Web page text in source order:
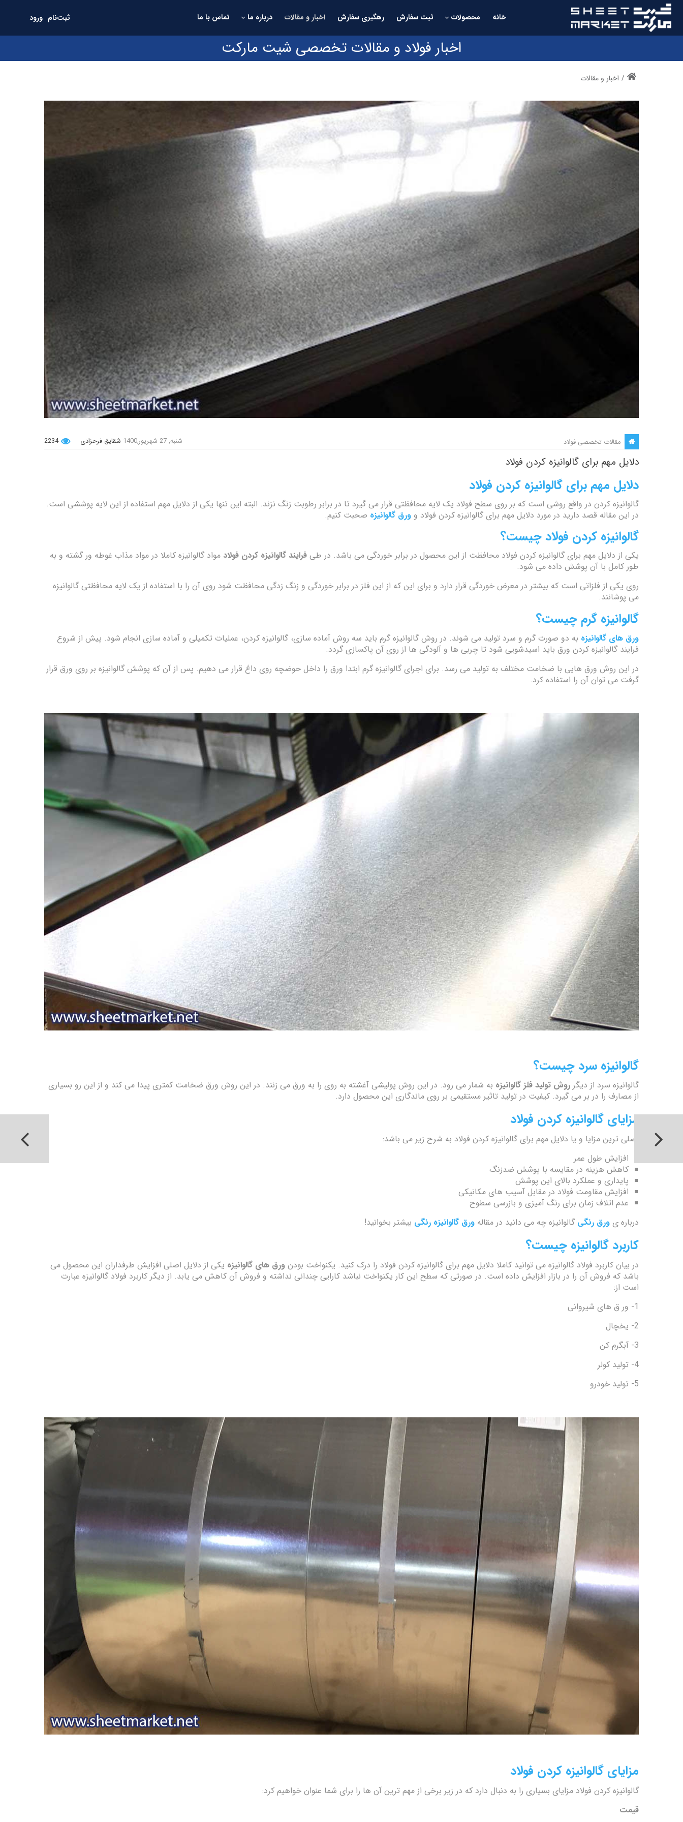
خانه محصولات ثبت سفارش رهگیری سفارش اخبار و مقالات درباره ما تماس با ما ثبت‌نام ورود
اخبار فولاد و مقالات تخصصی شیت مارکت
/ اخبار و مقالات
شنبه, 27 شهریور,1400 شقایق فرحزادی 2234 مقالات تخصصی فولاد
دلایل مهم برای گالوانیزه کردن فولاد
دلایل مهم برای گالوانیزه کردن فولاد
گالوانیزه کردن در واقع روشی است که بر روی سطح فولاد یک لایه محافظتی قرار می گیرد تا در برابر رطوبت زنگ نزند. البته این تنها یکی از دلایل مهم استفاده از این لایه پوششی است.
در این مقاله قصد دارید در مورد دلایل مهم برای گالوانیزه کردن فولاد و ورق گالوانیزه صحبت کنیم.
گالوانیزه کردن فولاد چیست؟
یکی از دلایل مهم برای گالوانیزه کردن فولاد محافظت از این محصول در برابر خوردگی می باشد. در طی فرایند گالوانیزه کردن فولاد مواد گالوانیزه کاملا در مواد مذاب غوطه ور گشته و به
طور کامل با آن پوشش داده می شود.
روی یکی از فلزاتی است که بیشتر در معرض خوردگی قرار دارد و برای این که از این فلز در برابر خوردگی و زنگ زدگی محافظت شود روی آن را با استفاده از یک لایه محافظتی گالوانیزه
می پوشانند.
گالوانیزه گرم چیست؟
ورق های گالوانیزه به دو صورت گرم و سرد تولید می شوند. در روش گالوانیزه گرم باید سه روش آماده سازی، گالوانیزه کردن، عملیات تکمیلی و آماده سازی انجام شود. پیش از شروع
فرایند گالوانیزه کردن ورق باید اسیدشویی شود تا چربی ها و آلودگی ها از روی آن پاکسازی گردد.
در این روش ورق هایی با ضخامت مختلف به تولید می رسد. برای اجرای گالوانیزه گرم ابتدا ورق را داخل حوضچه روی داغ قرار می دهیم. پس از آن که پوشش گالوانیزه بر روی ورق قرار
گرفت می توان آن را استفاده کرد.
گالوانیزه سرد چیست؟
گالوانیزه سرد از دیگر روش تولید فلز گالوانیزه به شمار می رود. در این روش پولیشی آغشته به روی را به ورق می زنند. در این روش ورق ضخامت کمتری پیدا می کند و از این رو بسیاری
از مصارف را در بر می گیرد. کیفیت در تولید تاثیر مستقیمی بر روی ماندگاری این محصول دارد.
مزایای گالوانیزه کردن فولاد
اصلی ترین مزایا و یا دلایل مهم برای گالوانیزه کردن فولاد به شرح زیر می باشد:
افزایش طول عمر
کاهش هزینه در مقایسه با پوشش ضدزنگ
پایداری و عملکرد بالای این پوشش
افزایش مقاومت فولاد در مقابل آسیب های مکانیکی
عدم اتلاف زمان برای رنگ آمیزی و بازرسی سطوح
درباره ی ورق رنگی گالوانیزه چه می دانید در مقاله ورق گالوانیزه رنگی بیشتر بخوانید!
کاربرد گالوانیزه چیست؟
در بیان کاربرد فولاد گالوانیزه می توانید کاملا دلایل مهم برای گالوانیزه کردن فولاد را درک کنید. یکنواخت بودن ورق های گالوانیزه یکی از دلایل اصلی افزایش طرفداران این محصول می
باشد که فروش آن را در بازار افزایش داده است. در صورتی که سطح این کار یکنواخت نباشد کارایی چندانی نداشته و فروش آن کاهش می یابد. از دیگر کاربرد فولاد گالوانیزه عبارت
است از:
1- ور ق های شیروانی
2- یخچال
3- آبگرم کن
4- تولید کولر
5- تولید خودرو
مزایای گالوانیزه کردن فولاد
گالوانیزه کردن فولاد مزایای بسیاری را به دنبال دارد که در زیر برخی از مهم ترین آن ها را برای شما عنوان خواهیم کرد:
قیمت